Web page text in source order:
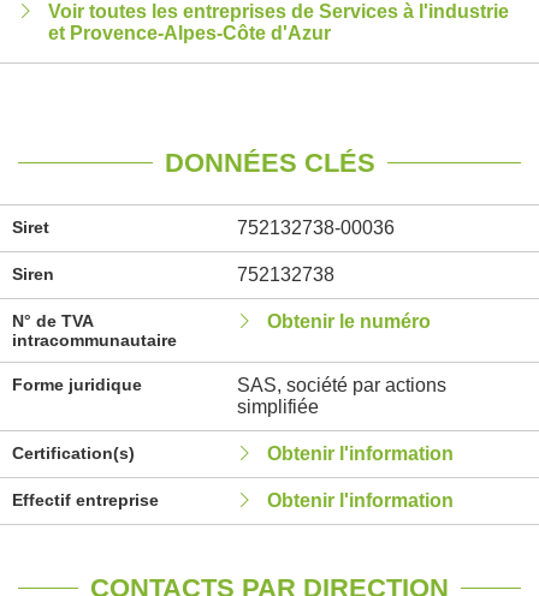
Voir toutes les entreprises de Services à l'industrie
et Provence-Alpes-Côte d'Azur
DONNÉES CLÉS
Siret 752132738-00036
Siren 752132738
N° de TVA
intracommunautaire
Obtenir le numéro
Forme juridique
SAS, société par actions
simplifiée
Certification(s) Obtenir l'information
Effectif entreprise Obtenir l'information
CONTACTS PAR DIRECTION